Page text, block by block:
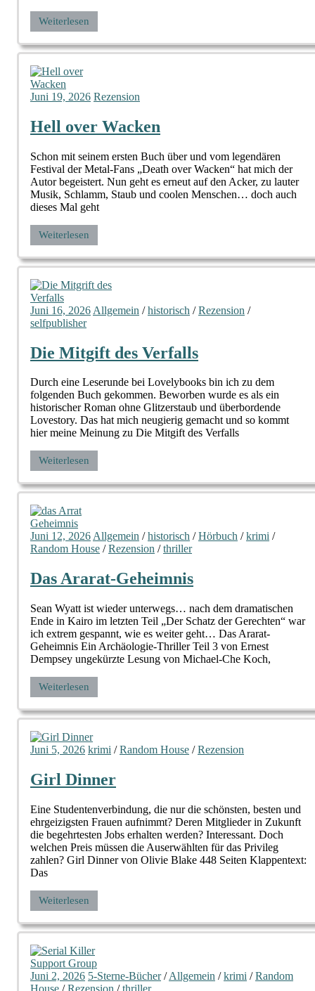
Weiterlesen
Juni 19, 2026 Rezension
Hell over Wacken
Schon mit seinem ersten Buch über und vom legendären
Festival der Metal-Fans „Death over Wacken“ hat mich der
Autor begeistert. Nun geht es erneut auf den Acker, zu lauter
Musik, Schlamm, Staub und coolen Menschen… doch auch
dieses Mal geht
Weiterlesen
Juni 16, 2026 Allgemein /historisch /Rezension /
selfpublisher
Die Mitgift des Verfalls
Durch eine Leserunde bei Lovelybooks bin ich zu dem
folgenden Buch gekommen. Beworben wurde es als ein
historischer Roman ohne Glitzerstaub und überbordende
Lovestory. Das hat mich neugierig gemacht und so kommt
hier meine Meinung zu Die Mitgift des Verfalls
Weiterlesen
Juni 12, 2026Allgemein /historisch /Hörbuch /krimi /
Random House /Rezension /thriller
Das Ararat-Geheimnis
Sean Wyatt ist wieder unterwegs… nach dem dramatischen
Ende in Kairo im letzten Teil „Der Schatz der Gerechten“ war
ich extrem gespannt, wie es weiter geht… Das Ararat-
Geheimnis Ein Archäologie-Thriller Teil 3 von Ernest
Dempsey ungekürzte Lesung von Michael-Che Koch,
Weiterlesen
Juni 5, 2026 krimi /Random House /Rezension
Girl Dinner
Eine Studentenverbindung, die nur die schönsten, besten und
ehrgeizigsten Frauen aufnimmt? Deren Mitglieder in Zukunft
die begehrtesten Jobs erhalten werden? Interessant. Doch
welchen Preis müssen die Auserwählten für das Privileg
zahlen? Girl Dinner von Olivie Blake 448 Seiten Klappentext:
Das
Weiterlesen
Juni 2, 2026 5-Sterne-Bücher/Allgemein /krimi /Random
House /Rezension /thriller